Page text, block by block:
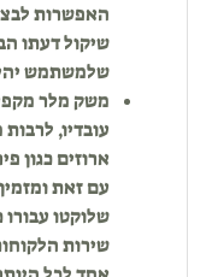
האפשרות
שיקול דעתו
שלמשתמש
משק מלר
עובדיו,
ארוזים כגון
עם זאת
שלוקטו
שירות